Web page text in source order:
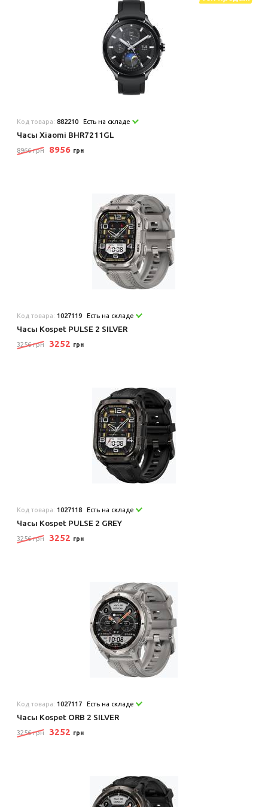
Код товара:882210 Есть на складе
Часы Xiaomi BHR7211GL
8966 грн 8956 грн
Код товара: 1027119 Есть на складе
Часы Kospet PULSE 2 SILVER
3256 грн 3252 грн
Код товара: 1027118 Есть на складе
Часы Kospet PULSE 2 GREY
3256 грн 3252 грн
Код товара: 1027117 Есть на складе
Часы Kospet ORB 2 SILVER
3256 грн 3252 грн